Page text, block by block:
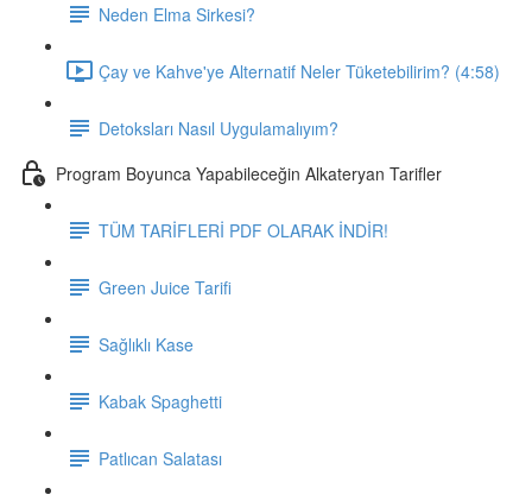
Neden Elma Sirkesi?
Çay ve Kahve'ye Alternatif Neler Tüketebilirim? (4:58)
Detoksları Nasıl Uygulamalıyım?
Program Boyunca Yapabileceğin Alkateryan Tarifler
TÜM TARİFLERİ PDF OLARAK İNDİR!
Green Juice Tarifi
Sağlıklı Kase
Kabak Spaghetti
Patlıcan Salatası